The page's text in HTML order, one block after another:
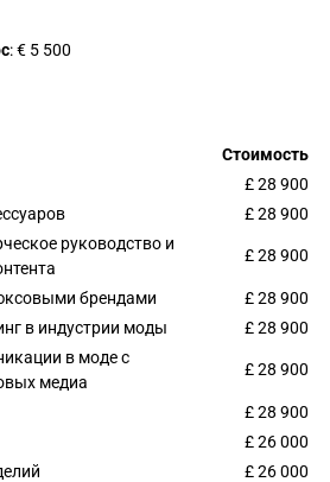
: € 5 500
Стоимость
£ 28 900
£ 28 900
руководство и
£ 28 900
брендами
£ 28 900
в индустрии моды
£ 28 900
в моде с
медиа
£ 28 900
£ 28 900
£ 26 000
£ 26 000